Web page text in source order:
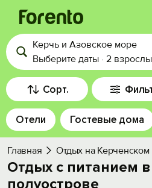
Войти
Избранное
История просмотра
Добавить свой объект
Керчь и Азовское море
Выберите даты · 2
Сорт.
Отели Гостевые дома
Главная Отдых на Керченском
Отдых с питанием
полуострове